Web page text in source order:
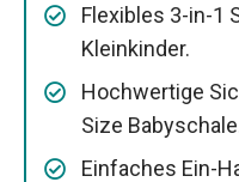
Flexibles 3-in-1
Kleinkinder.
Hochwertige
Size
Einfaches Ein-